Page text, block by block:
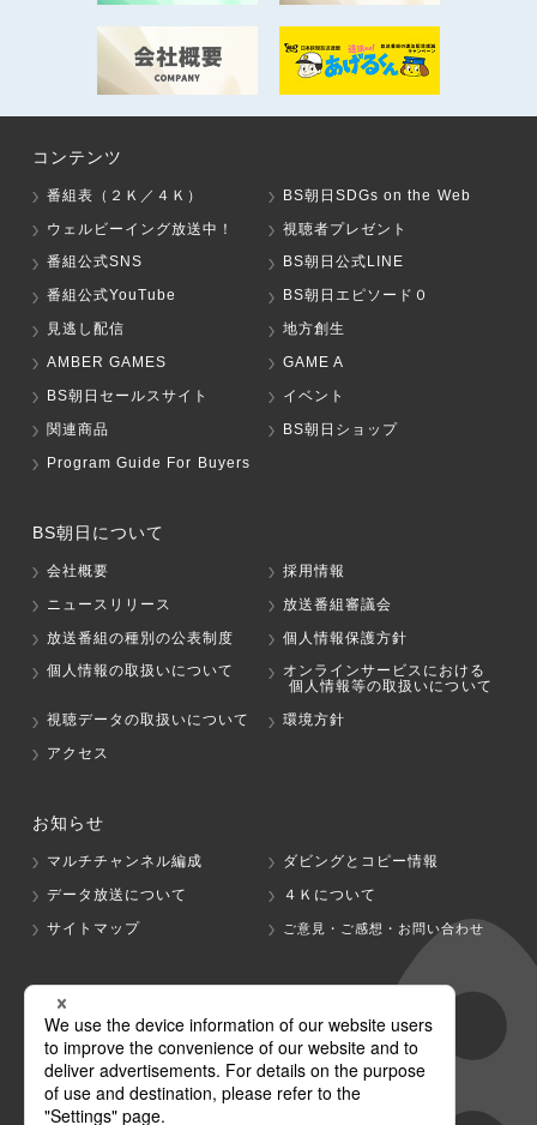
コンテンツ
番組表（２Ｋ／４Ｋ）
BS朝日SDGs on the Web
ウェルビーイング放送中！
視聴者プレゼント
番組公式SNS
BS朝日公式LINE
番組公式YouTube
BS朝日エピソード０
見逃し配信
地方創生
AMBER GAMES
GAME A
BS朝日セールスサイト
イベント
関連商品
BS朝日ショップ
Program Guide For Buyers
BS朝日について
会社概要
採用情報
ニュースリリース
放送番組審議会
放送番組の種別の公表制度
個人情報保護方針
個人情報の取扱いについて
オンラインサービスにおける
個人情報等の取扱いについて
視聴データの取扱いについて
環境方針
アクセス
お知らせ
マルチチャンネル編成
ダビングとコピー情報
データ放送について
４Ｋについて
サイトマップ
ご意見・ご感想・お問い合わせ
グループ会社
テレビ朝日 テレ朝チャンネル